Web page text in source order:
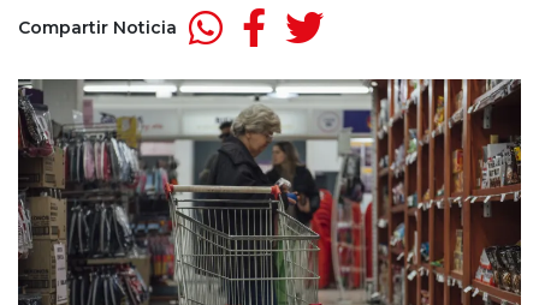
Compartir Noticia